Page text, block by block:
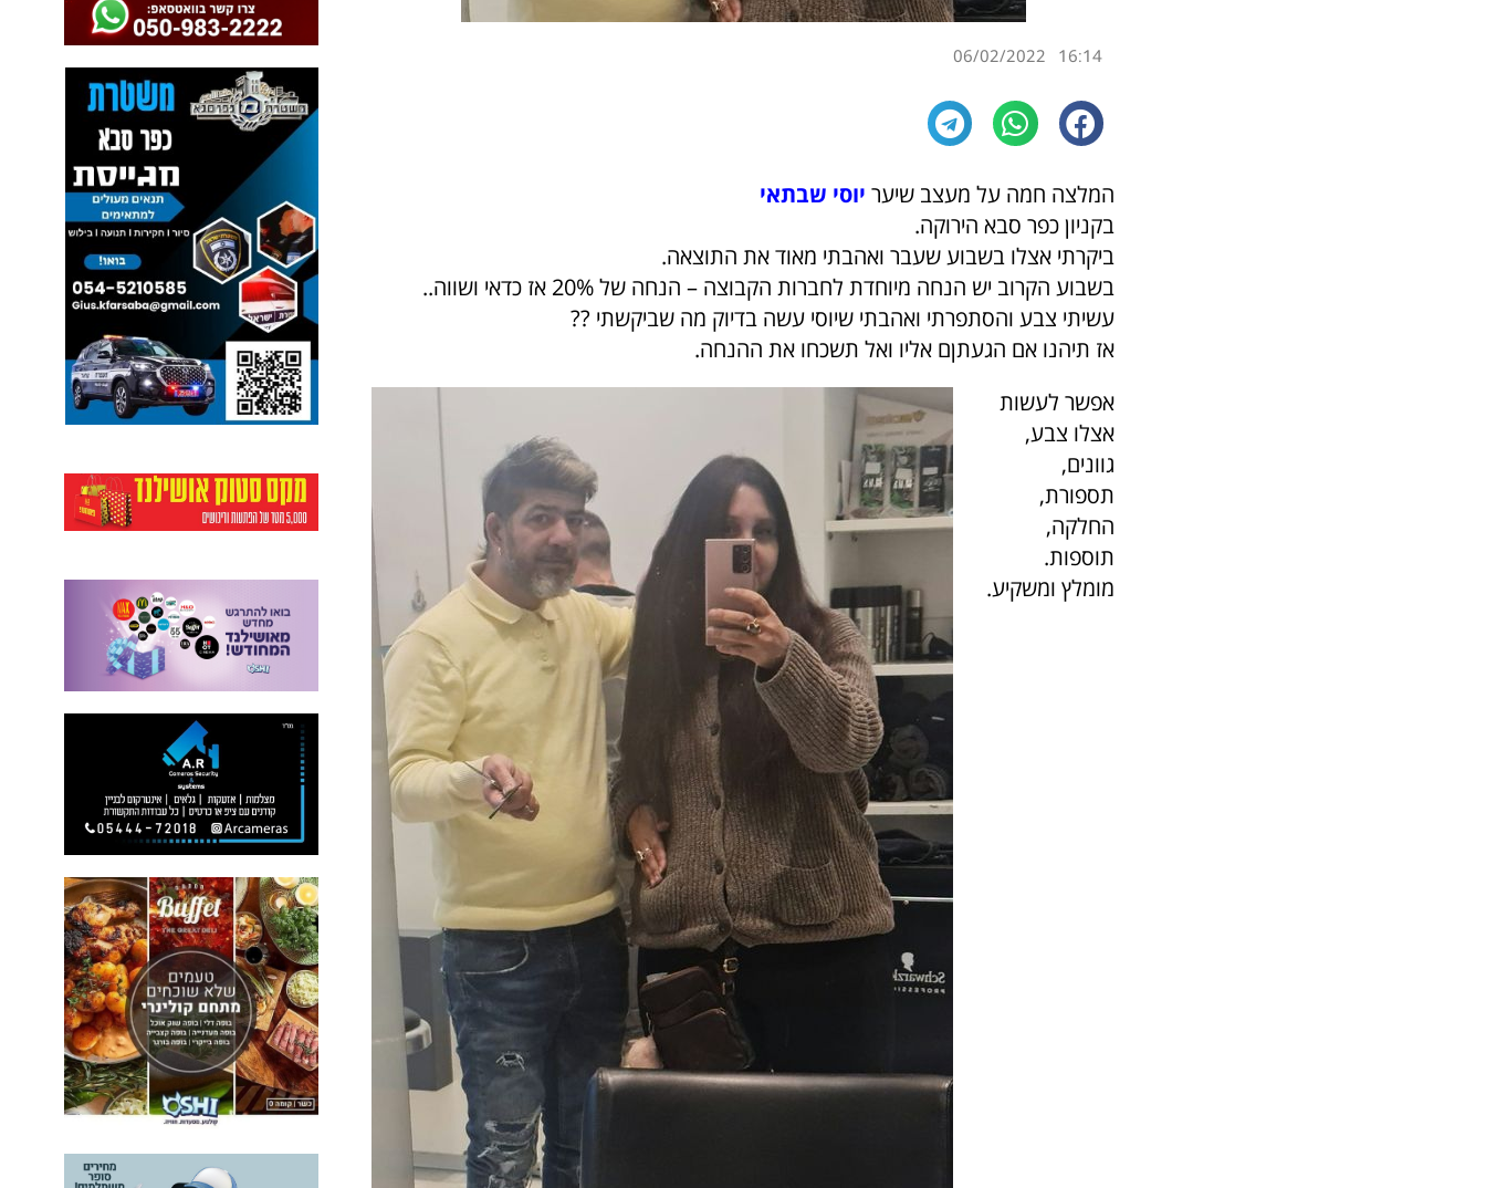
16:14
06/02/2022
המלצה חמה על מעצב שיער יוסי שבתאי
בקניון כפר סבא הירוקה.
ביקרתי אצלו בשבוע שעבר ואהבתי מאוד את התוצאה.
בשבוע הקרוב יש הנחה מיוחדת לחברות הקבוצה – הנחה של 20% אז כדאי ושווה..
עשיתי צבע והסתפרתי ואהבתי שיוסי עשה בדיוק מה שביקשתי ??
אז תיהנו אם הגעתןם אליו ואל תשכחו את ההנחה.
אפשר לעשות
אצלו צבע,
גוונים,
תספורת,
החלקה,
תוספות.
מומלץ ומשקיע.